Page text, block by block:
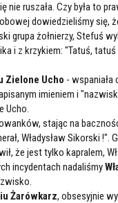
nie ruszała. Czy była to
dowiedzieliśmy się,
grupa żołnierzy, Stefuś
i z krzykiem: "Tatuś, tatuś
Zielone Ucho - wspaniała
imieniem i
Ucho.
stając na
Władysław Sikorski !".
że jest tylko kapralem,
incydentach nadaliśmy
Żarówkarz, obsesyjnie